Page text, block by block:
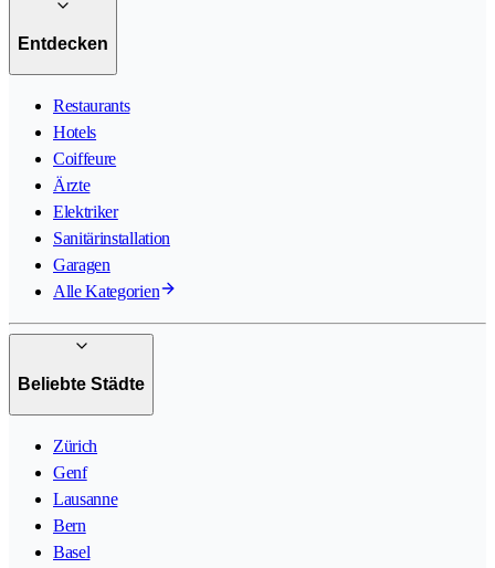
Entdecken
Restaurants
Hotels
Coiffeure
Ärzte
Elektriker
Sanitärinstallation
Garagen
Alle Kategorien
Beliebte Städte
Zürich
Genf
Lausanne
Bern
Basel